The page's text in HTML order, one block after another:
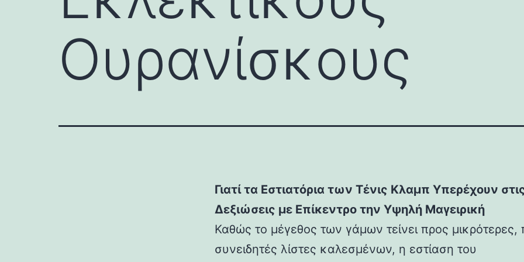
Ουρανίσκους
Γιατί τα Εστιατόρια των Τένις Κλαμπ Υπερέχουν
Δεξιώσεις με Επίκεντρο την Υψηλή Μαγειρική
Καθώς το μέγεθος των γάμων τείνει προς μικρότερες,
συνειδητές λίστες καλεσμένων, η εστίαση του